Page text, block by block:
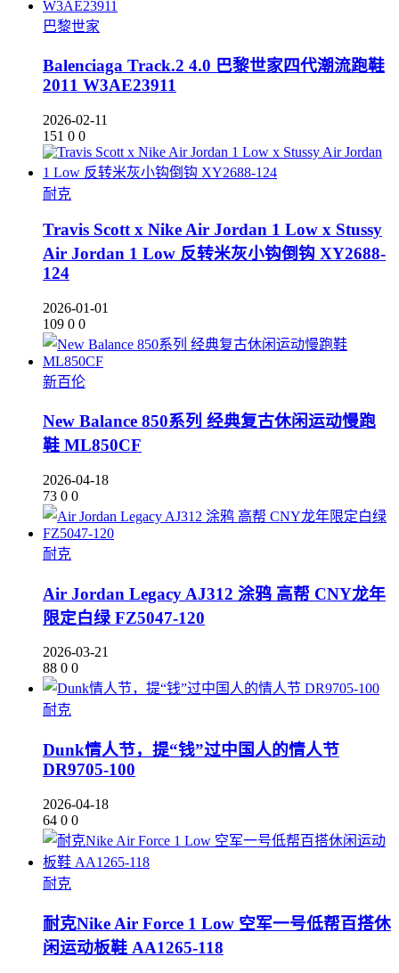
巴黎世家
Balenciaga Track.2 4.0 巴黎世家四代潮流跑鞋
2011 W3AE23911
2026-02-11
151 0 0
耐克
Travis Scott x Nike Air Jordan 1 Low x Stussy
Air Jordan 1 Low 反转米灰小钩倒钩 XY2688-
124
2026-01-01
109 0 0
新百伦
New Balance 850系列 经典复古休闲运动慢跑
鞋 ML850CF
2026-04-18
73 0 0
耐克
Air Jordan Legacy AJ312 涂鸦 高帮 CNY龙年
限定白绿 FZ5047-120
2026-03-21
88 0 0
耐克
Dunk情人节，提“钱”过中国人的情人节
DR9705-100
2026-04-18
64 0 0
耐克
耐克Nike Air Force 1 Low 空军一号低帮百搭休
闲运动板鞋 AA1265-118